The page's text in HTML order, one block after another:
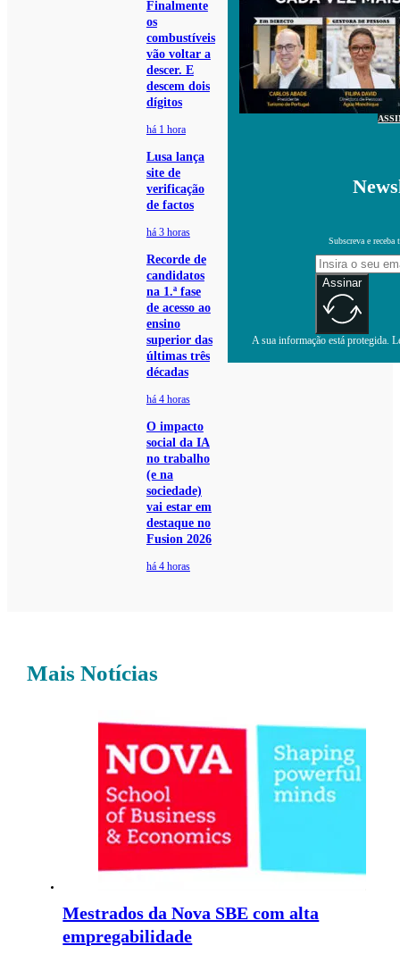
Finalmente
os
combustíveis
vão voltar a
descer. E
descem dois
dígitos
há 1 hora
Lusa lança
site de
verificação
de factos
há 3 horas
Recorde de
candidatos
na 1.ª fase
de acesso ao
ensino
superior das
últimas três
décadas
há 4 horas
O impacto
social da IA
no trabalho
(e na
sociedade)
vai estar em
destaque no
Fusion 2026
há 4 horas
Subscreva e receba
Assinar
A sua informação está protegida.
Mais Notícias
Mestrados da Nova SBE com alta
empregabilidade